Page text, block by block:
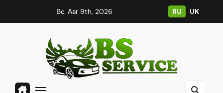
к
Вс. Авг 9th, 2026 RU UK